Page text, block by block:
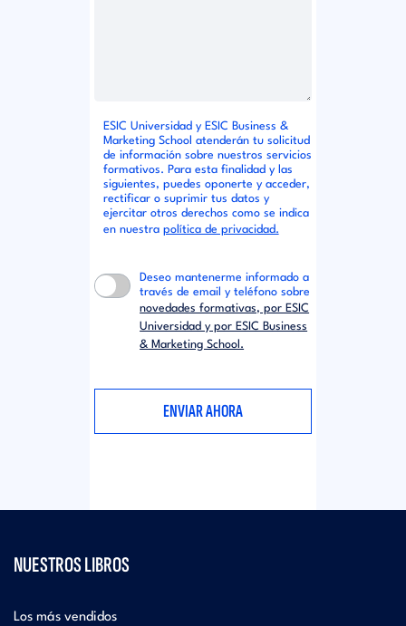
ESIC Universidad y ESIC Business &
Marketing School atenderán tu solicitud
de información sobre nuestros servicios
formativos. Para esta finalidad y las
siguientes, puedes oponerte y acceder,
rectificar o suprimir tus datos y
ejercitar otros derechos como se indica
en nuestra política de privacidad.
Deseo mantenerme informado a
través de email y teléfono sobre
novedades formativas, por ESIC
Universidad y por ESIC Business
& Marketing School.
NUESTROS LIBROS
Los más vendidos